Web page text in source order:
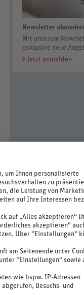
Newsletter
Mit unserem
exklusive neue
Jetzt anmelden